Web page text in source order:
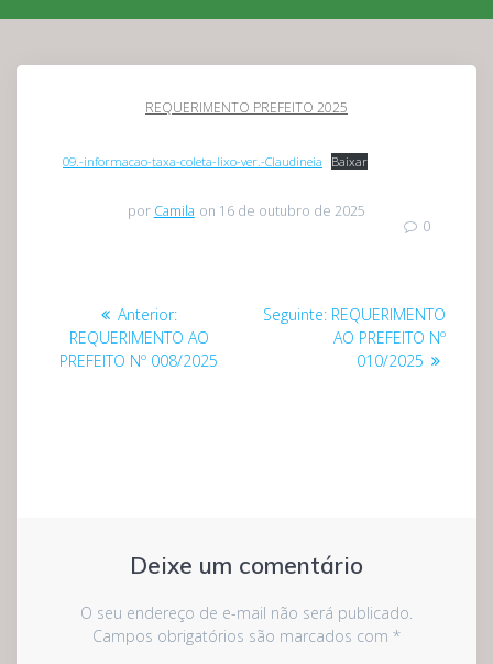
REQUERIMENTO PREFEITO 2025
09.-informacao-taxa-coleta-lixo-ver.-Claudineia Baixar
por Camila on 16 de outubro de 2025
0
Navegação
de
Anterior:Post
anterior:
REQUERIMENTO AO
PREFEITO Nº 008/2025
Seguinte: Post
seguinte:
REQUERIMENTO
AO PREFEITO Nº
010/2025
Deixe um comentário
O seu endereço de e-mail não será publicado.
Campos obrigatórios são marcados com *